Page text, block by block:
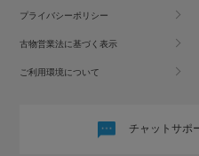
プライバシーポリシー
古物営業法に基づく表示
ご利用環境について
チャットサポ